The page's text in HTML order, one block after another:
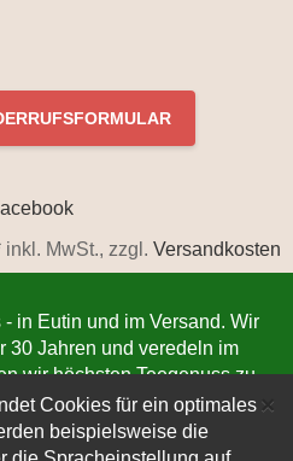
×
Cookies für ein optimales
beispielsweise die
inkl. MwSt., zzgl. Versandkosten
in Eutin und im Versand. Wir
30 Jahren und veredeln im
wir höchsten Teegenuss zu
bestellenwww.teeschmiede-
verlässt innerhalb von 1-3
Der Versand erfolgt